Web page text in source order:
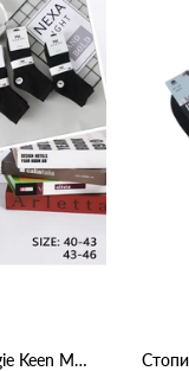
Чоловічі шкарпетки Maggie Keen MK 034 Чорний